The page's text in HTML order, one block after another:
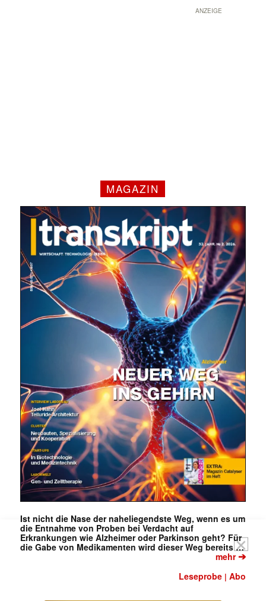
Mit dem |transkript-Newsletter
jede Woche aktuell informiert.
Mail
ANZEIGE
MAGAZIN
Ist nicht die Nase der naheliegendste Weg, wenn es um
die Entnahme von Proben bei Verdacht auf
Erkrankungen wie Alzheimer oder Parkinson geht? Für
die Gabe von Medikamenten wird dieser Weg bereits …
mehr➔
Leseprobe |Abo